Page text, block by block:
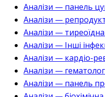
Аналізи — панель
Аналізи —
Аналізи —
Аналізи — Інші
Аналізи — кардіо-
Аналізи —
Аналізи — панель